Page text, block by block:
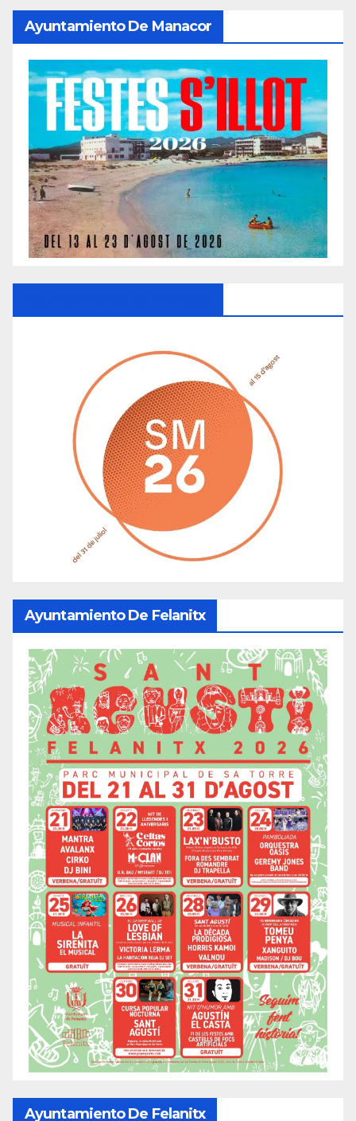
Ayuntamiento De Manacor
Ayuntamiento De Felanitx
Ayuntamiento De Felanitx